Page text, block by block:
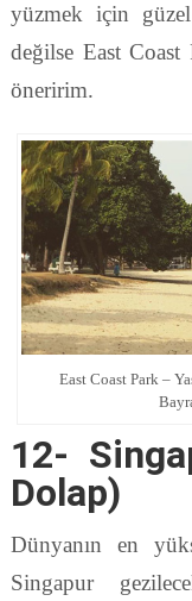
yüzmek için
değilse East Coast
öneririm.
East Coast Park –
12-
Dolap)
Dünyanın en
Singapur